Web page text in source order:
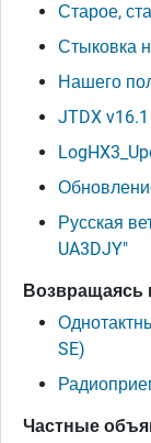
Старое,
Стыковка
Нашего
JTDX
Русская
UA3DJY"
Возвращаясь
SE)
Частные